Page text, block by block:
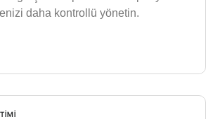
daha kontrollü yönetin.